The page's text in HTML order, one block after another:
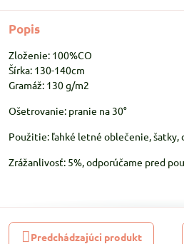
Popis
Zloženie: 100%CO
Šírka: 130-140cm
Gramáž: 130 g/m2
Ošetrovanie: pranie na 30°
Použitie: ľahké letné oblečenie, šatky,
Zrážanlivosť: 5%, odporúčame pred
Predchádzajúci produkt